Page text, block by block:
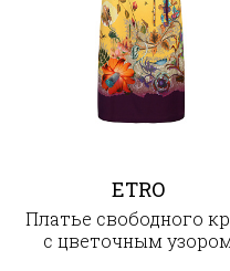
ETRO
Платье свободного
с цветочным